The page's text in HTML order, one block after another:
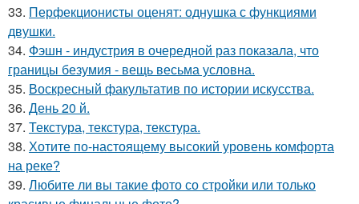
33. Перфекционисты оценят: однушка с функциями
двушки.
34. Фэшн - индустрия в очередной раз показала, что
границы безумия - вещь весьма условна.
35. Воскресный факультатив по истории искусства.
36. День 20 й.
37. Текстура, текстура, текстура.
38. Хотите по-настоящему высокий уровень комфорта
на реке?
39. Любите ли вы такие фото со стройки или только